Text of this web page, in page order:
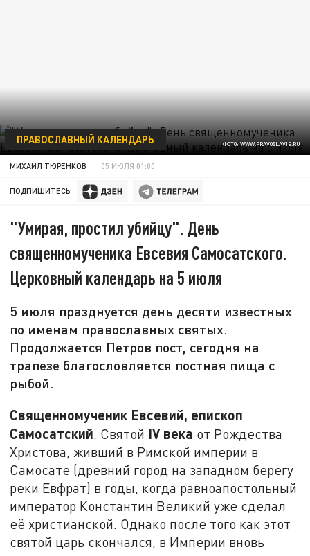
ФОТО: WWW.PRAVOSLAVIE.RU
ПРАВОСЛАВНЫЙ КАЛЕНДАРЬ
МИХАИЛ ТЮРЕНКОВ 05 ИЮЛЯ 01:00
ПОДПИШИТЕСЬ:
"Умирая, простил убийцу". День
священномученика Евсевия Самосатского.
Церковный календарь на 5 июля
5 июля празднуется день десяти известных
по именам православных святых.
Продолжается Петров пост, сегодня на
трапезе благословляется постная пища с
рыбой.
Священномученик Евсевий, епископ
Самосатский. Святой IVвека от Рождества
Христова, живший в Римской империи в
Самосате (древний город на западном берегу
реки Евфрат) в годы, когда равноапостольный
император Константин Великий уже сделал
её христианской. Однако после того как этот
святой царь скончался, в Империи вновь